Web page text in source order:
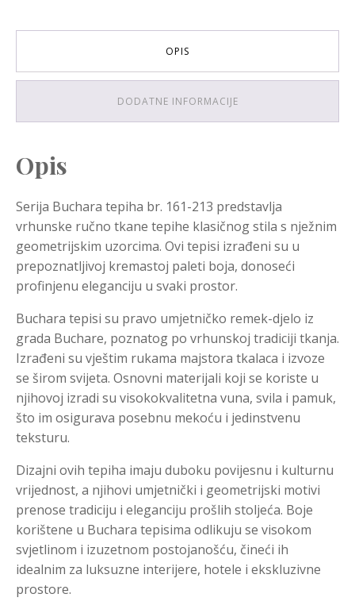
OPIS
DODATNE INFORMACIJE
Opis
Serija Buchara tepiha br. 161-213 predstavlja
vrhunske ručno tkane tepihe klasičnog stila s nježnim
geometrijskim uzorcima. Ovi tepisi izrađeni su u
prepoznatljivoj kremastoj paleti boja, donoseći
profinjenu eleganciju u svaki prostor.
Buchara tepisi su pravo umjetničko remek-djelo iz
grada Buchare, poznatog po vrhunskoj tradiciji tkanja.
Izrađeni su vještim rukama majstora tkalaca i izvoze
se širom svijeta. Osnovni materijali koji se koriste u
njihovoj izradi su visokokvalitetna vuna, svila i pamuk,
što im osigurava posebnu mekoću i jedinstvenu
teksturu.
Dizajni ovih tepiha imaju duboku povijesnu i kulturnu
vrijednost, a njihovi umjetnički i geometrijski motivi
prenose tradiciju i eleganciju prošlih stoljeća. Boje
korištene u Buchara tepisima odlikuju se visokom
svjetlinom i izuzetnom postojanošću, čineći ih
idealnim za luksuzne interijere, hotele i ekskluzivne
prostore.